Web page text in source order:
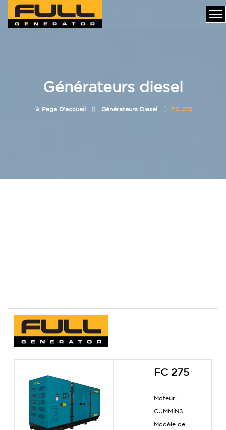
Générateurs diesel
Page D'accueil Générateurs Diesel FC 275
FC 275
Moteur:
CUMMİNS
Modèle de